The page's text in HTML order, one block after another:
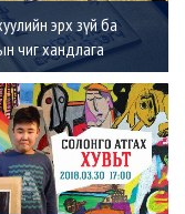
эрх зүй ба
чиг хандлага